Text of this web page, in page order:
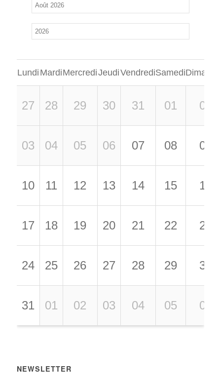
Lundi MardiMercrediJeudiVendrediSamedi
27 28 29 30 31 01 02
03 04 05 06 07 08 09
10 11 12 13 14 15 16
17 18 19 20 21 22 23
24 25 26 27 28 29 30
31 01 02 03 04 05 06
NEWSLETTER